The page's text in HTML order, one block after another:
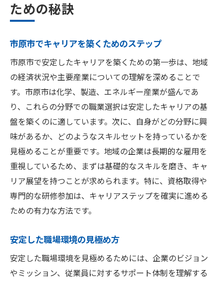
ための秘訣
市原市でキャリアを築くためのステップ
市原市で安定したキャリアを築くための第一歩は、地域
の経済状況や主要産業についての理解を深めることで
す。市原市は化学、製造、エネルギー産業が盛んであ
り、これらの分野での職業選択は安定したキャリアの基
盤を築くのに適しています。次に、自身がどの分野に興
味があるか、どのようなスキルセットを持っているかを
見極めることが重要です。地域の企業は長期的な雇用を
重視しているため、まずは基礎的なスキルを磨き、キャ
リア展望を持つことが求められます。特に、資格取得や
専門的な研修参加は、キャリアステップを確実に進める
ための有力な方法です。
安定した職場環境の見極め方
安定した職場環境を見極めるためには、企業のビジョン
やミッション、従業員に対するサポート体制を理解する